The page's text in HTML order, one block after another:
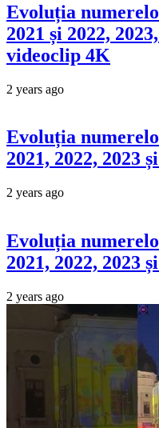
Evoluția
2021 și 2022,
videoclip 4K
2 years ago
Evoluția
2021, 2022, 2023
2 years ago
Evoluția
2021, 2022, 2023
2 years ago